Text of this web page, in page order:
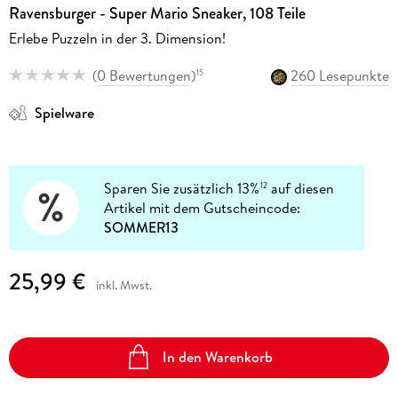
Ravensburger - Super Mario Sneaker, 108 Teile
Erlebe Puzzeln in der 3. Dimension!
(0 Bewertungen)15
260 Lesepunkte
Spielware
Sparen Sie zusätzlich 13%12 auf diesen
Artikel mit dem Gutscheincode:
SOMMER13
25,99 € inkl. Mwst.
In den Warenkorb